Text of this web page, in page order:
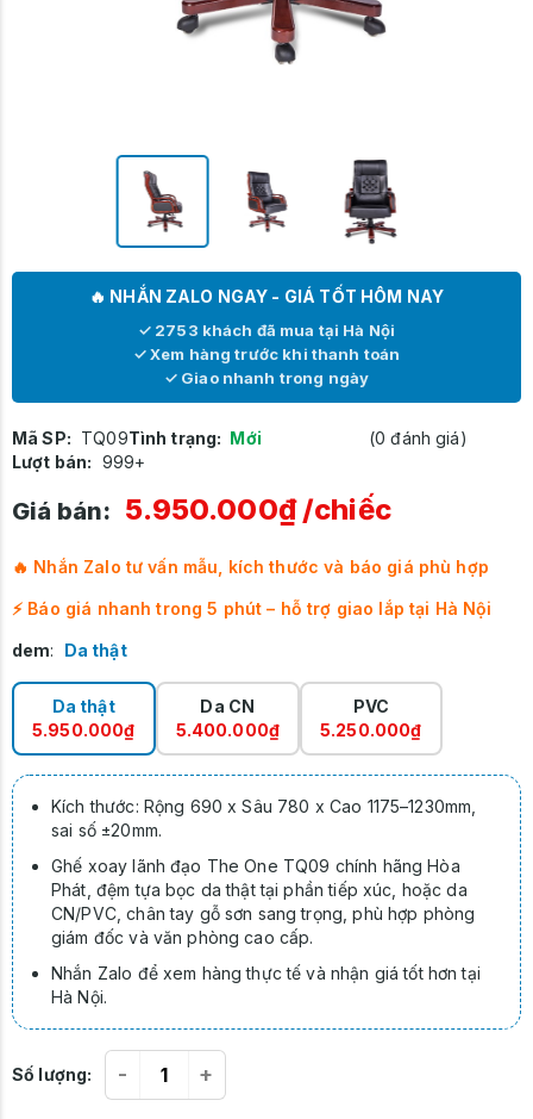
🔥 NHẮN ZALO NGAY - GIÁ TỐT HÔM NAY
✓ 2753 khách đã mua tại Hà Nội
✓ Xem hàng trước khi thanh toán
✓ Giao nhanh trong ngày
Mã SP: TQ09Tình trạng: Mới
(0 đánh giá)
Lượt bán: 999+
Giá bán: 5.950.000₫/chiếc
🔥 Nhắn Zalo tư vấn mẫu, kích thước và báo giá phù hợp
⚡ Báo giá nhanh trong 5 phút – hỗ trợ giao lắp tại Hà Nội
dem: Da thật
Da thật
5.950.000₫
Da CN
5.400.000₫
PVC
5.250.000₫
Kích thước: Rộng 690 x Sâu 780 x Cao 1175–1230mm,
sai số ±20mm.
Ghế xoay lãnh đạo The One TQ09 chính hãng Hòa
Phát, đệm tựa bọc da thật tại phần tiếp xúc, hoặc da
CN/PVC, chân tay gỗ sơn sang trọng, phù hợp phòng
giám đốc và văn phòng cao cấp.
Nhắn Zalo để xem hàng thực tế và nhận giá tốt hơn tại
Hà Nội.
Số lượng: - +